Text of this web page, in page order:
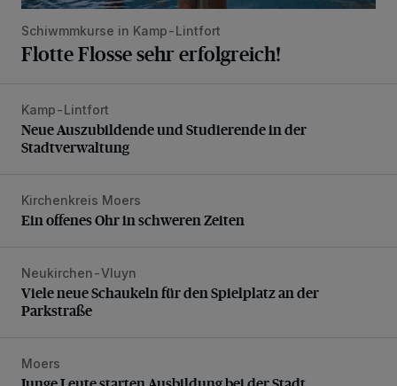
Schiwmmkurse in Kamp-Lintfort
Flotte Flosse sehr erfolgreich!
Neue Auszubildende und Studierende in der
Kamp-Lintfort
Neue Auszubildende und Studierende in der
Stadtverwaltung
Ein offenes Ohr in schweren Zeiten
Kirchenkreis Moers
Ein offenes Ohr in schweren Zeiten
Viele neue Schaukeln für den Spielplatz an der Parkstraße
Neukirchen-Vluyn
Viele neue Schaukeln für den Spielplatz an der
Parkstraße
Junge Leute starten Ausbildung bei der Stadt
Moers